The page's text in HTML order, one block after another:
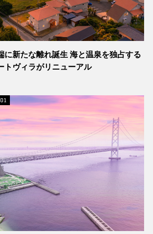
に新たな離れ誕生 海と温泉を独占する
トヴィラがリニューアル